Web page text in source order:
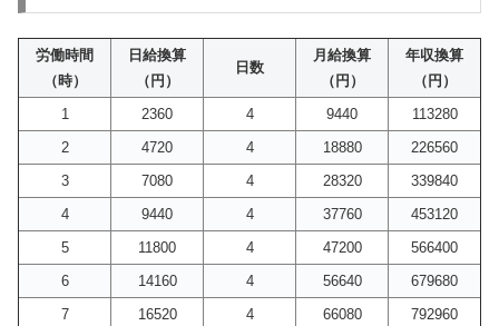
労働時間
（時）
日給換算
（円）
日数
月給換算
（円）
年収換算
（円）
1
2360 4 9440
113280
2
4720 4 18880
226560
3
7080 4 28320
339840
4
9440 4 37760
453120
5
11800 4 47200
566400
6
14160 4 56640
679680
7
16520 4 66080
792960